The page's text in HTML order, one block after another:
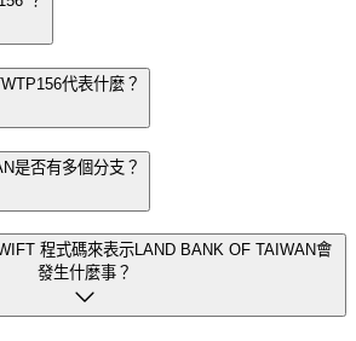
代表什麼？
是否有多個分支？
程式碼來表示LAND BANK OF TAIWAN會
發生什麼事？